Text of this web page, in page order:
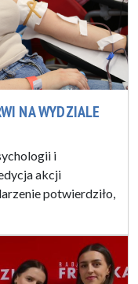
NA WYDZIALE
i
akcji
potwierdziło,